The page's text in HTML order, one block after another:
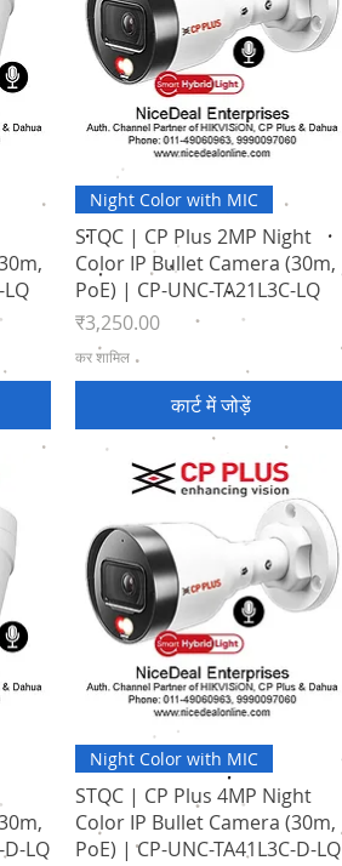
त्वरित दृश्य
Night Color with MIC
STQC | CP Plus 2MP Night
Color IP Bullet Camera (30m,
PoE) | CP-UNC-TA21L3C-LQ
मूल्य
₹3,250.00
कर शामिल
कार्ट में जोड़ें
LQ
त्वरित दृश्य
Night Color with MIC
STQC | CP Plus 4MP Night
Color IP Bullet Camera (30m,
PoE) | CP-UNC-TA41L3C-D-LQ